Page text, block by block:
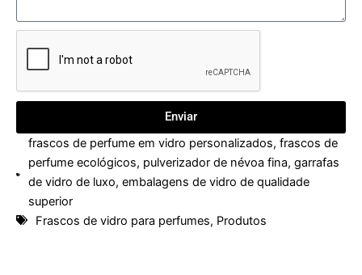
Enviar
frascos de perfume em vidro personalizados, frascos de
perfume ecológicos, pulverizador de névoa fina, garrafas
de vidro de luxo, embalagens de vidro de qualidade
superior
Frascos de vidro para perfumes, Produtos